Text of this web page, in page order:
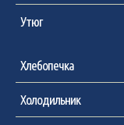
Утюг
Хлебопечка
Холодильник